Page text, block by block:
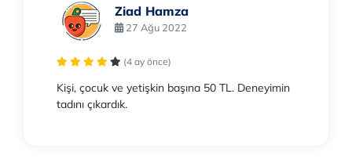
Ziad Hamza
27 Ağu 2022
(4 ay önce)
Kişi, çocuk ve yetişkin başına 50 TL. Deneyimin
tadını çıkardık.